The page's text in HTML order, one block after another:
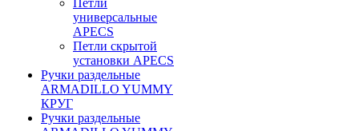
Петли
универсальные
APECS
Петли скрытой
установки APECS
Ручки раздельные
ARMADILLO YUMMY
КРУГ
Ручки раздельные